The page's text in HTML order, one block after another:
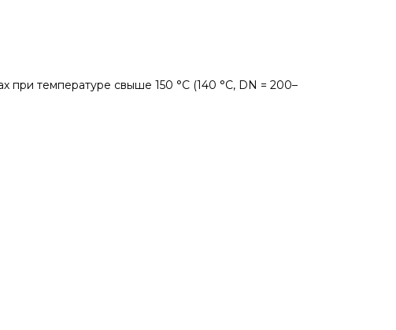
при температуре свыше 150 °C (140 °C, DN = 200–